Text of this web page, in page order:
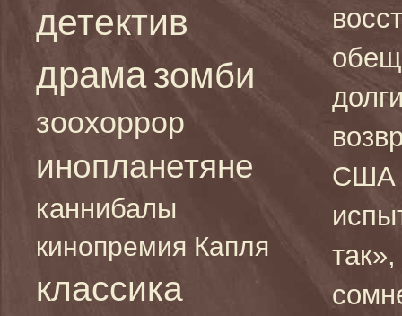
детектив
драма зомби
зоохоррор
инопланетяне
каннибалы
кинопремия Капля
классика
США